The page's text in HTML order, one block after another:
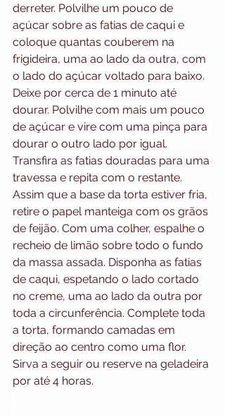
derreter. Polvilhe um pouco de
açúcar sobre as fatias de caqui e
coloque quantas couberem na
frigideira, uma ao lado da outra, com
o lado do açúcar voltado para baixo.
Deixe por cerca de 1 minuto até
dourar. Polvilhe com mais um pouco
de açúcar e vire com uma pinça para
dourar o outro lado por igual.
Transfira as fatias douradas para uma
travessa e repita com o restante.
Assim que a base da torta estiver fria,
retire o papel manteiga com os grãos
de feijão. Com uma colher, espalhe o
recheio de limão sobre todo o fundo
da massa assada. Disponha as fatias
de caqui, espetando o lado cortado
no creme, uma ao lado da outra por
toda a circunferência. Complete toda
a torta, formando camadas em
direção ao centro como uma flor.
Sirva a seguir ou reserve na geladeira
por até 4 horas.